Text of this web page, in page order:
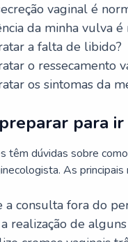
vaginal é
da minha vulva é
a falta de libido?
o ressecamento
os sintomas da
para
têm dúvidas sobre
As principais
a consulta fora do
realização de